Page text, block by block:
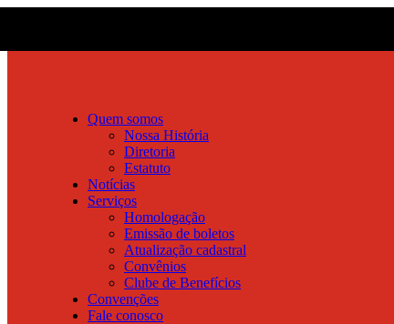
Quem somos
Nossa História
Diretoria
Estatuto
Notícias
Serviços
Homologação
Emissão de boletos
Atualização cadastral
Convênios
Clube de Benefícios
Convenções
Fale conosco